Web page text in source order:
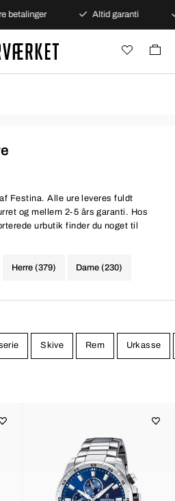
Altid garanti
Festina. Alle ure leveres fuldt
og mellem 2-5 års garanti. Hos
urbutik finder du noget til
Herre (379) Dame (230)
Skive Rem Urkasse